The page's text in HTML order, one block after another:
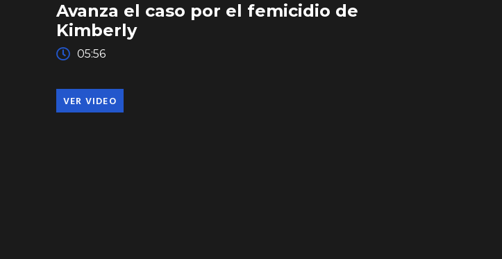
Avanza el caso por el femicidio de
Kimberly
05:56
VER VIDEO